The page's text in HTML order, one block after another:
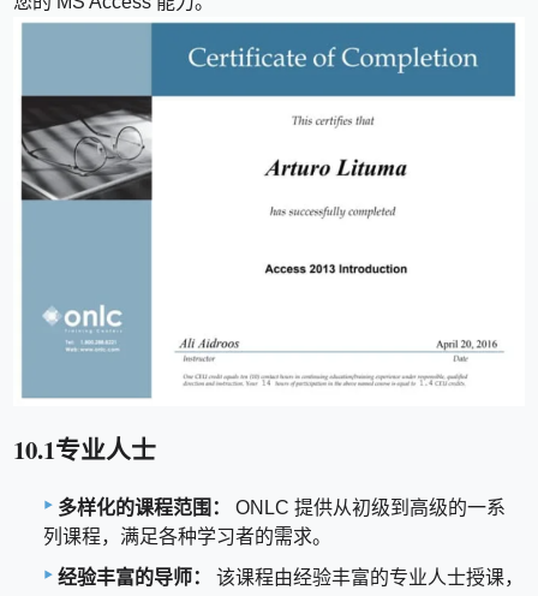
10.1专业人士
多样化的课程范围：
ONLC 提供从初级到高级的一系
列课程，满足各种学习者的需求。
经验丰富的导师：
该课程由经验丰富的专业人士授课，